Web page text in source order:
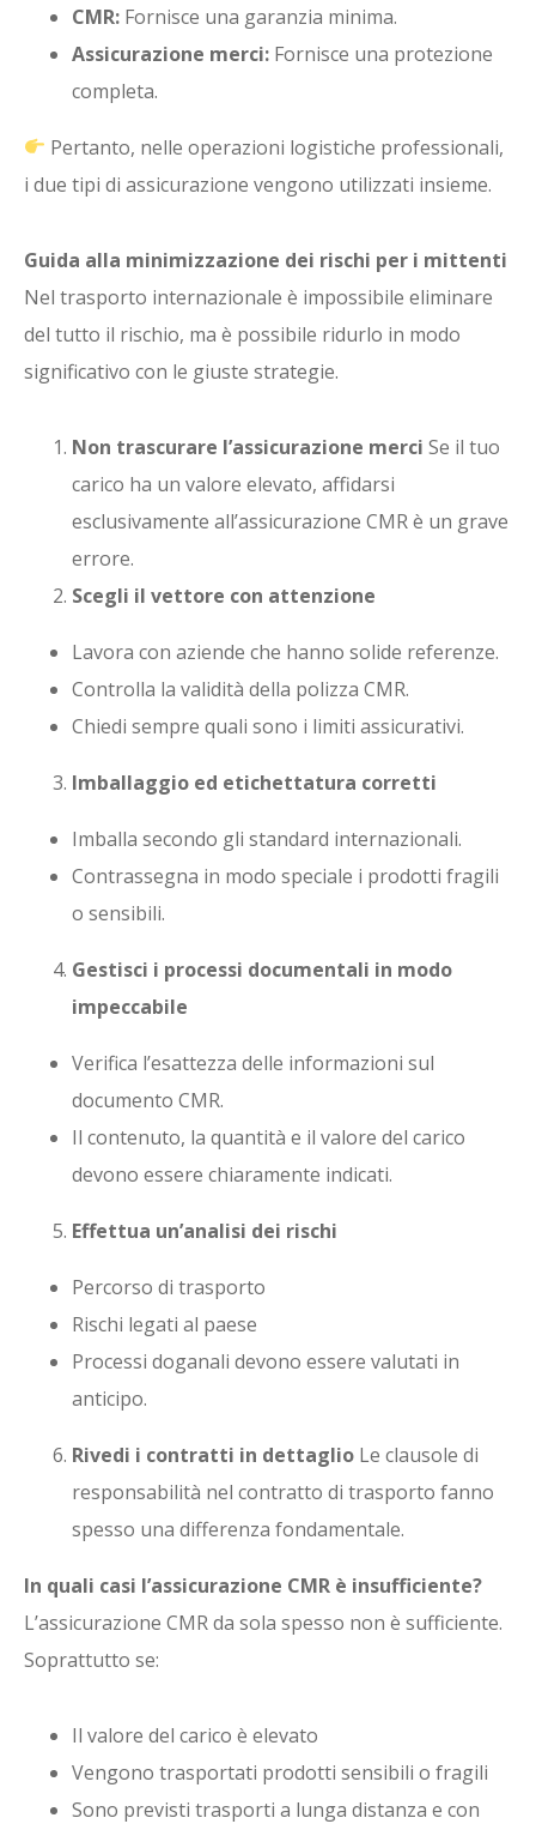
CMR: Fornisce una garanzia minima.
Assicurazione merci: Fornisce una protezione
completa.
Pertanto, nelle operazioni logistiche professionali,
i due tipi di assicurazione vengono utilizzati insieme.
Guida alla minimizzazione dei rischi per i mittenti
Nel trasporto internazionale è impossibile eliminare
del tutto il rischio, ma è possibile ridurlo in modo
significativo con le giuste strategie.
Non trascurare l’assicurazione merci Se il tuo
carico ha un valore elevato, affidarsi
esclusivamente all’assicurazione CMR è un grave
errore.
Scegli il vettore con attenzione
Lavora con aziende che hanno solide referenze.
Controlla la validità della polizza CMR.
Chiedi sempre quali sono i limiti assicurativi.
Imballaggio ed etichettatura corretti
Imballa secondo gli standard internazionali.
Contrassegna in modo speciale i prodotti fragili
o sensibili.
Gestisci i processi documentali in modo
impeccabile
Verifica l’esattezza delle informazioni sul
documento CMR.
Il contenuto, la quantità e il valore del carico
devono essere chiaramente indicati.
Effettua un’analisi dei rischi
Percorso di trasporto
Rischi legati al paese
Processi doganali devono essere valutati in
anticipo.
Rivedi i contratti in dettaglio Le clausole di
responsabilità nel contratto di trasporto fanno
spesso una differenza fondamentale.
In quali casi l’assicurazione CMR è insufficiente?
L’assicurazione CMR da sola spesso non è sufficiente.
Soprattutto se:
Il valore del carico è elevato
Vengono trasportati prodotti sensibili o fragili
Sono previsti trasporti a lunga distanza e con